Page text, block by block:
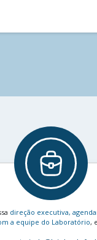
direção executiva,
a equipe do Laboratório,